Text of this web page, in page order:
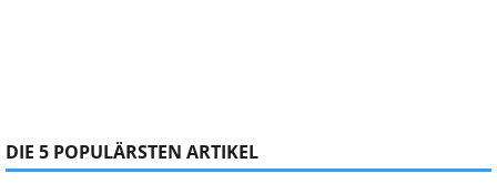
DIE 5 POPULÄRSTEN ARTIKEL